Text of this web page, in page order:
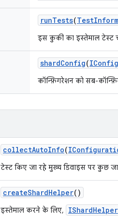
runTests(Test
इस कुकी का इस्तेमाल टेस्ट
shardConfig(
कॉन्फ़िगरेशन को सब-
collectAutoInfo(
टेस्ट किए जा रहे मुख्य डिवाइस पर कुछ
createShardHelper()
इस्तेमाल करने के लिए, IShardHelper